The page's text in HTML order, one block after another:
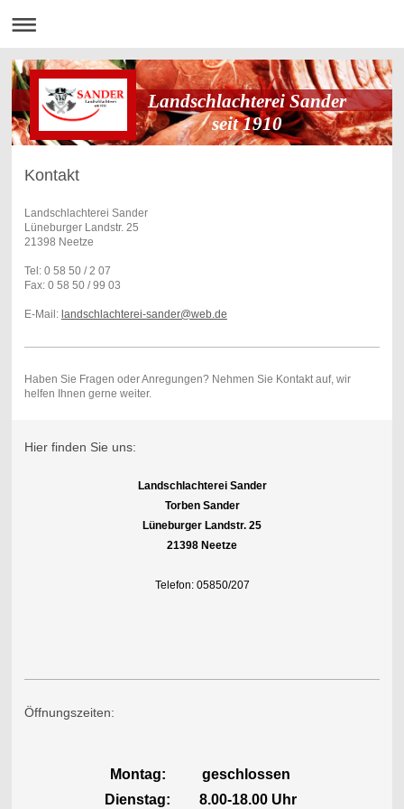
Landschlachterei Sander
seit 1910
Kontakt
Landschlachterei Sander
Lüneburger Landstr. 25
21398 Neetze
Tel: 0 58 50 / 2 07
Fax: 0 58 50 / 99 03
E-Mail: landschlachterei-sander@web.de
Haben Sie Fragen oder Anregungen? Nehmen Sie Kontakt auf, wir
helfen Ihnen gerne weiter.
Hier finden Sie uns:
Landschlachterei Sander
Torben Sander
Lüneburger Landstr. 25
21398 Neetze
Telefon: 05850/207
Öffnungszeiten:
Montag: geschlossen
Dienstag: 8.00-18.00 Uhr